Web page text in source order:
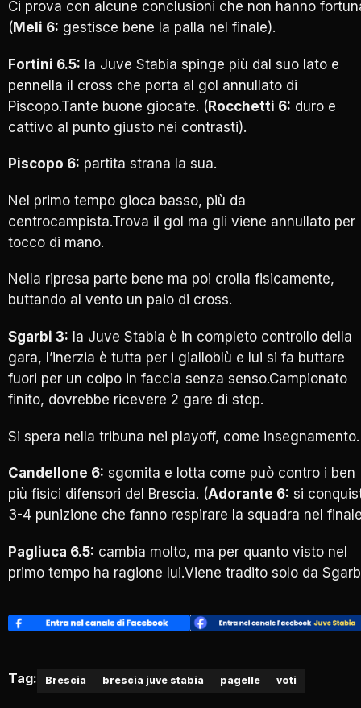
Ci prova con alcune conclusioni che non hanno
( Meli 6: gestisce bene la palla nel finale).
Fortini 6.5: la Juve Stabia spinge più dal suo lato e
pennella il cross che porta al gol annullato di
Piscopo.Tante buone giocate. (Rocchetti 6: duro e
cattivo al punto giusto nei contrasti).
Piscopo 6: partita strana la sua.
Nel primo tempo gioca basso, più da
centrocampista.Trova il gol ma gli viene annullato per
tocco di mano.
Nella ripresa parte bene ma poi crolla fisicamente,
buttando al vento un paio di cross.
Sgarbi 3: la Juve Stabia è in completo controllo della
gara, l’inerzia è tutta per i gialloblù e lui si fa buttare
fuori per un colpo in faccia senza senso.Campionato
finito, dovrebbe ricevere 2 gare di stop.
Si spera nella tribuna nei playoff, come insegnamento.
Candellone 6: sgomita e lotta come può contro i ben
più fisici difensori del Brescia. (Adorante 6: si
3-4 punizione che fanno respirare la squadra nel
Pagliuca 6.5: cambia molto, ma per quanto visto nel
primo tempo ha ragione lui.Viene tradito solo da
Tag: Brescia brescia juve stabia pagelle voti